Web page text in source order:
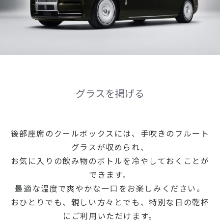
グラスを掲げる
後部座席のクールボックスには、手吹きのフルート
グラスが収められ、
お気に入りの飲み物のボトルを冷やしておくことが
できます。
最適な温度で爽やかな一口をお楽しみください。
おひとりでも、親しい方々とでも、特別な日の乾杯
にご利用いただけます。